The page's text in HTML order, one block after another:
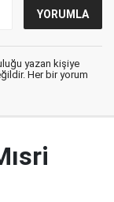
yazan kişiye
Her bir yorum